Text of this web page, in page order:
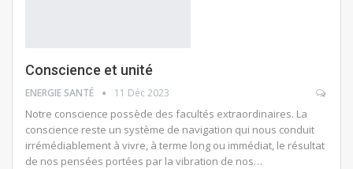
Conscience et unité
ENERGIE SANTÉ 11 Déc 2023
Notre conscience possède des facultés extraordinaires. La
conscience reste un système de navigation qui nous conduit
irrémédiablement à vivre, à terme long ou immédiat, le résultat
de nos pensées portées par la vibration de nos…